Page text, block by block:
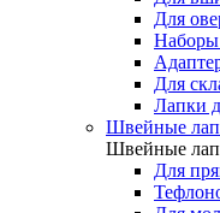
Для
Наборы
Для
Лапки
Швейные
Швейные
Для